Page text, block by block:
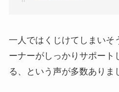
一人ではくじけてしまいそ
ーナーがしっかりサポート
る、という声が多数ありま